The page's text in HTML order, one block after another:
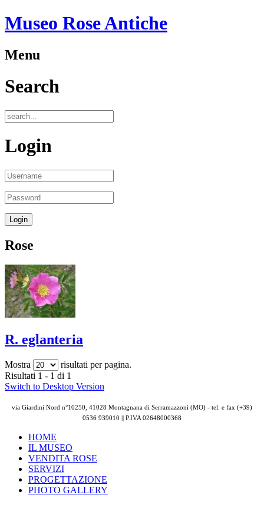
Museo Rose Antiche
Menu
Search
Login
Rose
R. eglanteria
Mostra
risultati per pagina.
Risultati 1 - 1 di 1
Switch to Desktop Version
via Giardini Nord n°10250, 41028 Montagnana di Serramazzoni (MO) - tel. e fax (+39)
0536 939010 || P.IVA02648000368
HOME
IL MUSEO
VENDITA ROSE
SERVIZI
PROGETTAZIONE
PHOTO GALLERY